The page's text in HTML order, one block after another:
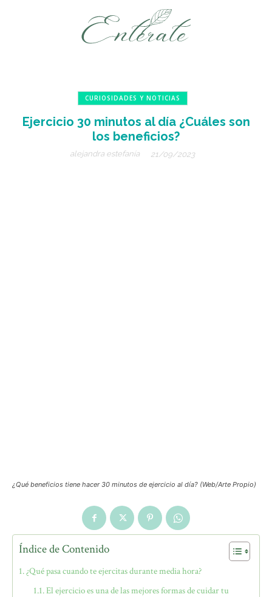
CURIOSIDADES Y NOTICIAS
Ejercicio 30 minutos al día ¿Cuáles son
los beneficios?
alejandra estefanía 21/09/2023
¿Qué beneficios tiene hacer 30 minutos de ejercicio al día? (Web/Arte Propio)
Índice de Contenido
¿Qué pasa cuando te ejercitas durante media hora?
El ejercicio es una de las mejores formas de cuidar tu